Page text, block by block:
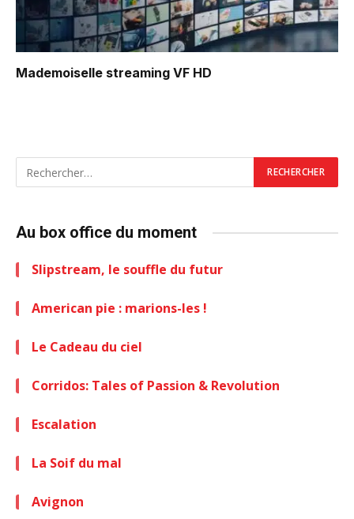
Mademoiselle streaming VF HD
Au box office du moment
Slipstream, le souffle du futur
American pie : marions-les !
Le Cadeau du ciel
Corridos: Tales of Passion & Revolution
Escalation
La Soif du mal
Avignon